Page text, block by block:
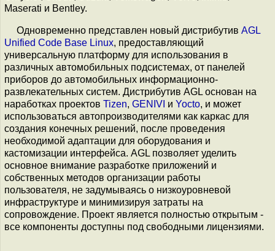
Maserati и Bentley.
Одновременно представлен новый дистрибутив AGL
Unified Code Base Linux, предоставляющий
универсальную платформу для использования в
различных автомобильных подсистемах, от панелей
приборов до автомобильных информационно-
развлекательных систем. Дистрибутив AGL основан на
наработках проектов Tizen, GENIVI и Yocto, и может
использоваться автопроизводителями как каркас для
создания конечных решений, после проведения
необходимой адаптации для оборудования и
кастомизации интерфейса. AGL позволяет уделить
основное внимание разработке приложений и
собственных методов организации работы
пользователя, не задумываясь о низкоуровневой
инфраструктуре и минимизируя затраты на
сопровождение. Проект является полностью открытым -
все компоненты доступны под свободными лицензиями.